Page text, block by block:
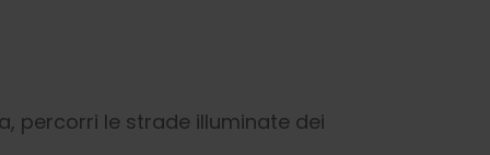
percorri le strade illuminate dei